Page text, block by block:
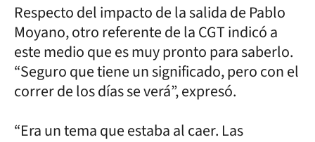
Respecto del impacto de la salida de Pablo
Moyano, otro referente de la CGT indicó a
este medio que es muy pronto para saberlo.
“Seguro que tiene un significado, pero con el
correr de los días se verá”, expresó.
“Era un tema que estaba al caer. Las